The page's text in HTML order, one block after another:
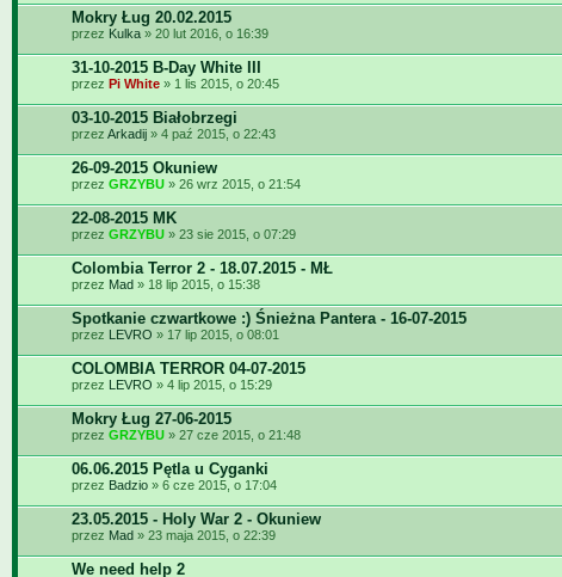
Mokry Ług 20.02.2015
przez Kulka » 20 lut 2016, o 16:39
31-10-2015 B-Day White III
przez Pi White » 1 lis 2015, o 20:45
03-10-2015 Białobrzegi
przez Arkadij » 4 paź 2015, o 22:43
26-09-2015 Okuniew
przez GRZYBU » 26 wrz 2015, o 21:54
22-08-2015 MK
przez GRZYBU » 23 sie 2015, o 07:29
Colombia Terror 2 - 18.07.2015 - MŁ
przez Mad » 18 lip 2015, o 15:38
Spotkanie czwartkowe :) Śnieżna Pantera - 16-07-2015
przez LEVRO » 17 lip 2015, o 08:01
COLOMBIA TERROR 04-07-2015
przez LEVRO » 4 lip 2015, o 15:29
Mokry Ług 27-06-2015
przez GRZYBU » 27 cze 2015, o 21:48
06.06.2015 Pętla u Cyganki
przez Badzio » 6 cze 2015, o 17:04
23.05.2015 - Holy War 2 - Okuniew
przez Mad » 23 maja 2015, o 22:39
We need help 2